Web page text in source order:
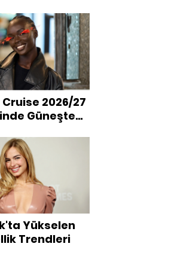
Cruise 2026/27
Güneşten
Yükselen
Trendleri